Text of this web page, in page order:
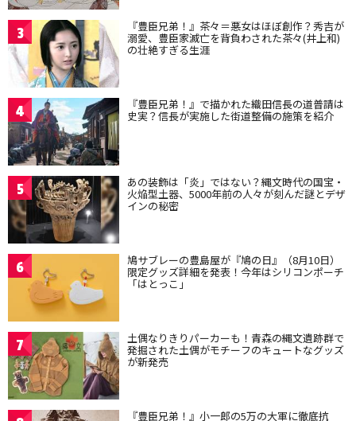
3 『豊臣兄弟！』茶々＝悪女はほぼ創作？秀吉が
溺愛、豊臣家滅亡を背負わされた茶々(井上和)
の壮絶すぎる生涯
4 『豊臣兄弟！』で描かれた織田信長の道普請は
史実？信長が実施した街道整備の施策を紹介
5 あの装飾は「炎」ではない？縄文時代の国宝・
火焔型土器、5000年前の人々が刻んだ謎とデザ
インの秘密
6 鳩サブレーの豊島屋が『鳩の日』（8月10日）
限定グッズ詳細を発表！今年はシリコンポーチ
「はとっこ」
7 土偶なりきりパーカーも！青森の縄文遺跡群で
発掘された土偶がモチーフのキュートなグッズ
が新発売
『豊臣兄弟！』小一郎の5万の大軍に徹底抗